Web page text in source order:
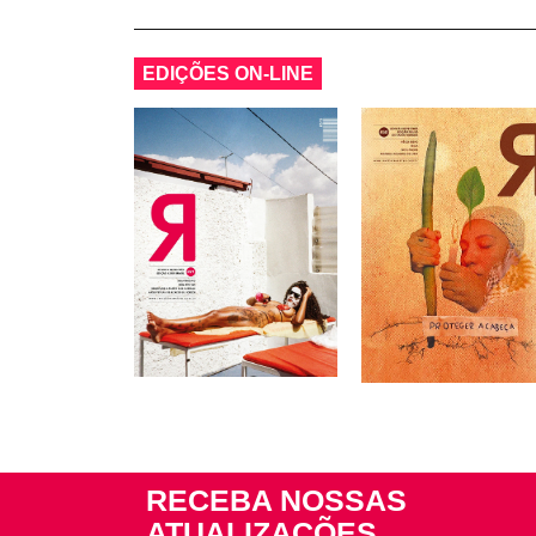
EDIÇÕES ON-LINE
RECEBA NOSSAS